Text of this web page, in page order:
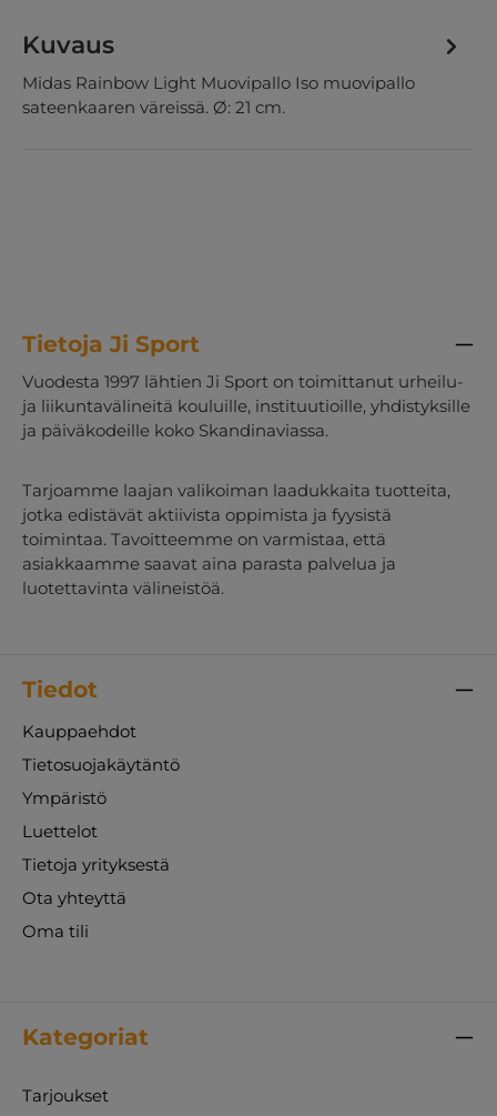
Kuvaus
Midas Rainbow Light Muovipallo Iso muovipallo
sateenkaaren väreissä. Ø: 21 cm.
Tietoja Ji Sport
Vuodesta 1997 lähtien Ji Sport on toimittanut urheilu-
ja liikuntavälineitä kouluille, instituutioille, yhdistyksille
ja päiväkodeille koko Skandinaviassa.
Tarjoamme laajan valikoiman laadukkaita tuotteita,
jotka edistävät aktiivista oppimista ja fyysistä
toimintaa. Tavoitteemme on varmistaa, että
asiakkaamme saavat aina parasta palvelua ja
luotettavinta välineistöä.
Tiedot
Kauppaehdot
Tietosuojakäytäntö
Ympäristö
Luettelot
Tietoja yrityksestä
Ota yhteyttä
Oma tili
Kategoriat
Tarjoukset